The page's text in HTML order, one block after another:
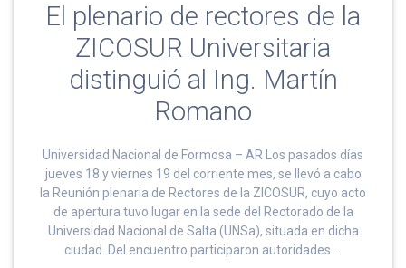
El plenario de rectores de la
ZICOSUR Universitaria
distinguió al Ing. Martín
Romano
Universidad Nacional de Formosa – AR Los pasados días
jueves 18 y viernes 19 del corriente mes, se llevó a cabo
la Reunión plenaria de Rectores de la ZICOSUR, cuyo acto
de apertura tuvo lugar en la sede del Rectorado de la
Universidad Nacional de Salta (UNSa), situada en dicha
ciudad. Del encuentro participaron autoridades …